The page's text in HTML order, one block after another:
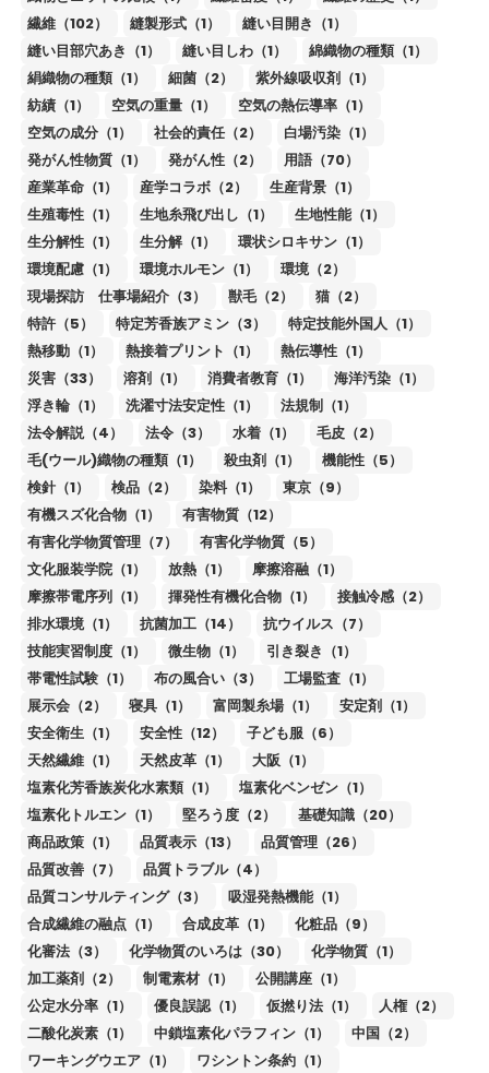
繊維（102）
縫製形式（1）
縫い目開き（1）
縫い目部穴あき（1）
縫い目しわ（1）
綿織物の種類（1）
絹織物の種類（1）
細菌（2）
紫外線吸収剤（1）
紡績（1）
空気の重量（1）
空気の熱伝導率（1）
空気の成分（1）
社会的責任（2）
白場汚染（1）
発がん性物質（1）
発がん性（2）
用語（70）
産業革命（1）
産学コラボ（2）
生産背景（1）
生殖毒性（1）
生地糸飛び出し（1）
生地性能（1）
生分解性（1）
生分解（1）
環状シロキサン（1）
環境配慮（1）
環境ホルモン（1）
環境（2）
現場探訪 仕事場紹介（3）
獣毛（2）
猫（2）
特許（5）
特定芳香族アミン（3）
特定技能外国人（1）
熱移動（1）
熱接着プリント（1）
熱伝導性（1）
災害（33）
溶剤（1） 消費者教育（1）
海洋汚染（1）
浮き輪（1）
洗濯寸法安定性（1）
法規制（1）
法令解説（4）
法令（3） 水着（1）
毛皮（2）
毛(ウール)織物の種類（1）
殺虫剤（1）
機能性（5）
検針（1）
検品（2） 染料（1）
東京（9）
有機スズ化合物（1）
有害物質（12）
有害化学物質管理（7）
有害化学物質（5）
文化服装学院（1）
放熱（1）
摩擦溶融（1）
摩擦帯電序列（1）
揮発性有機化合物（1）
接触冷感（2）
排水環境（1）
抗菌加工（14）
抗ウイルス（7）
技能実習制度（1）
微生物（1）
引き裂き（1）
帯電性試験（1）
布の風合い（3）
工場監査（1）
展示会（2）
寝具（1） 富岡製糸場（1）
安定剤（1）
安全衛生（1）
安全性（12）
子ども服（6）
天然繊維（1）
天然皮革（1）
大阪（1）
塩素化芳香族炭化水素類（1）
塩素化ベンゼン（1）
塩素化トルエン（1）
堅ろう度（2）
基礎知識（20）
商品政策（1）
品質表示（13）
品質管理（26）
品質改善（7）
品質トラブル（4）
品質コンサルティング（3）
吸湿発熱機能（1）
合成繊維の融点（1）
合成皮革（1）
化粧品（9）
化審法（3）
化学物質のいろは（30）
化学物質（1）
加工薬剤（2）
制電素材（1）
公開講座（1）
公定水分率（1）
優良誤認（1） 仮撚り法（1）
人権（2）
二酸化炭素（1）
中鎖塩素化パラフィン（1）
中国（2）
ワーキングウエア（1）
ワシントン条約（1）